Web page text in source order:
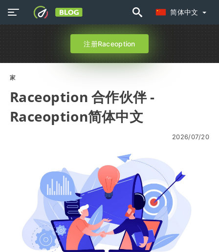
简体中文
注册Raceoption
家
Raceoption 合作伙伴 -
Raceoption简体中文
2026/07/20